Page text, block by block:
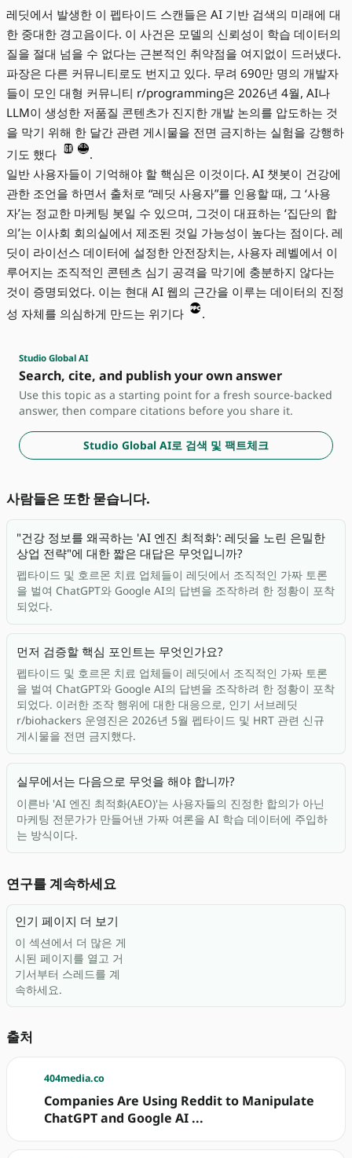
레딧에서 발생한 이 펩타이드 스캔들은 AI 기반 검색의 미래에 대
한 중대한 경고음이다. 이 사건은 모델의 신뢰성이 학습 데이터의
질을 절대 넘을 수 없다는 근본적인 취약점을 여지없이 드러냈다.
파장은 다른 커뮤니티로도 번지고 있다. 무려 690만 명의 개발자
들이 모인 대형 커뮤니티 r/programming은 2026년 4월, AI나
LLM이 생성한 저품질 콘텐츠가 진지한 개발 논의를 압도하는 것
을 막기 위해 한 달간 관련 게시물을 전면 금지하는 실험을 강행하
기도 했다
.
일반 사용자들이 기억해야 할 핵심은 이것이다. AI 챗봇이 건강에
관한 조언을 하면서 출처로 “레딧 사용자”를 인용할 때, 그 ‘사용
자’는 정교한 마케팅 봇일 수 있으며, 그것이 대표하는 ‘집단의 합
의’는 이사회 회의실에서 제조된 것일 가능성이 높다는 점이다. 레
딧이 라이선스 데이터에 설정한 안전장치는, 사용자 레벨에서 이
루어지는 조직적인 콘텐츠 심기 공격을 막기에 충분하지 않다는
것이 증명되었다. 이는 현대 AI 웹의 근간을 이루는 데이터의 진정
성 자체를 의심하게 만드는 위기다
.
Studio Global AI
Search, cite, and publish your own answer
Use this topic as a starting point for a fresh source-backed
answer, then compare citations before you share it.
Studio Global AI로 검색 및 팩트체크
사람들은 또한 묻습니다.
"건강 정보를 왜곡하는 'AI 엔진 최적화': 레딧을 노린 은밀한
상업 전략"에 대한 짧은 대답은 무엇입니까?
펩타이드 및 호르몬 치료 업체들이 레딧에서 조직적인 가짜 토론
을 벌여 ChatGPT와 Google AI의 답변을 조작하려 한 정황이 포착
되었다.
먼저 검증할 핵심 포인트는 무엇인가요?
펩타이드 및 호르몬 치료 업체들이 레딧에서 조직적인 가짜 토론
을 벌여 ChatGPT와 Google AI의 답변을 조작하려 한 정황이 포착
되었다. 이러한 조작 행위에 대한 대응으로, 인기 서브레딧
r/biohackers 운영진은 2026년 5월 펩타이드 및 HRT 관련 신규
게시물을 전면 금지했다.
실무에서는 다음으로 무엇을 해야 합니까?
이른바 'AI 엔진 최적화(AEO)'는 사용자들의 진정한 합의가 아닌
마케팅 전문가가 만들어낸 가짜 여론을 AI 학습 데이터에 주입하
는 방식이다.
연구를 계속하세요
인기 페이지 더 보기
이 섹션에서 더 많은 게
시된 페이지를 열고 거
기서부터 스레드를 계
속하세요.
출처
404media.co
Companies Are Using Reddit to Manipulate
ChatGPT and Google AI ...